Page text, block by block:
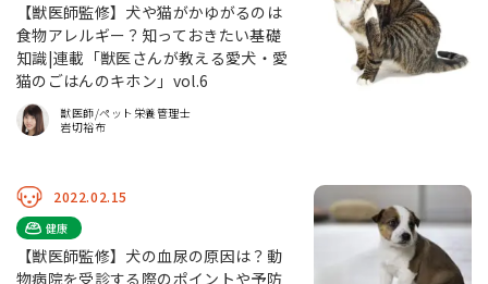
【獣医師監修】犬や猫がかゆがるのは
食物アレルギー？知っておきたい基礎
知識|連載「獣医さんが教える愛犬・愛
猫のごはんのキホン」vol.6
獣医師/ペット栄養管理士
岩切裕布
2022.02.15
健康
【獣医師監修】犬の血尿の原因は？動
物病院を受診する際のポイントや予防